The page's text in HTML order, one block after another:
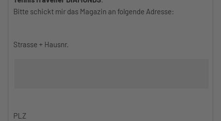
Bitte schickt mir das Magazin an folgende Adresse:
Strasse + Hausnr.
PLZ